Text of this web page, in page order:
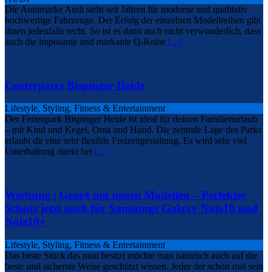
Die Automarke Audi steht seit Jahren für moderne und qualitativ
hochwertige Fahrzeuge. Der Erfolg der einzelnen Modellreihen gibt
ihnen jedenfalls recht. So ist es dann auch nicht verwunderlich, dass
auch die imposante und markante Q-Reihe [...]
Centerparcs Bispinger Heide
Lifestyle, Styling, Fitness & Entertainment
Der Ferienpark Bispinger Heide ist ideal für deinen Familienurlaub
– mit Kind und Kegel, Oma und Hund. Die zentrale Lage des Parks
erlaubt dir eine sehr flexible Freizeitgestaltung. Es wird sehr viel
Unterhaltung direkt bei [...]
Werbung | Gear4 mit neuen Modellen – Perfekter
Schutz jetzt auch für Samsungs Galaxy Note10 und
Note10+
Lifestyle, Styling, Fitness & Entertainment
Das beste Stück das man besitzt möchte man natürlich auch auf die
beste und sicherste Weise geschützt wissen. Jeder der schon mal sein